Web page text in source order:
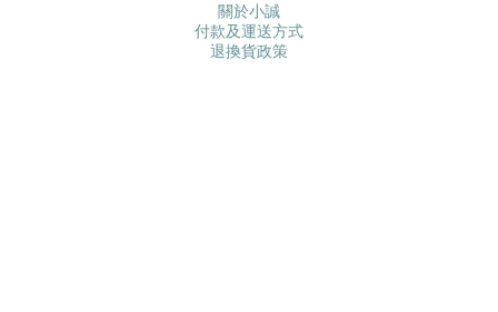
關於小誠
付款及運送方式
退換貨政策